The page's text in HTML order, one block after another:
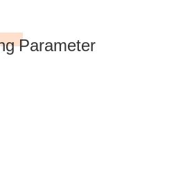
Parameter